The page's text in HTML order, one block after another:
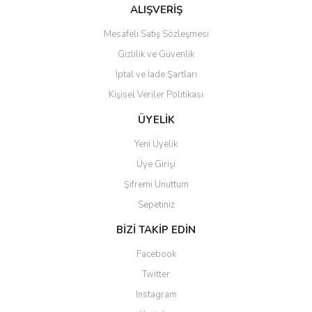
Bu ürüne benzer farklı alternatifler olmalı.
Gönder
ALIŞVERİŞ
Mesafeli Satış Sözleşmesi
Gizlilik ve Güvenlik
İptal ve İade Şartları
Kişisel Veriler Politikası
ÜYELİK
Yeni Üyelik
Üye Girişi
Şifremi Unuttum
Sepetiniz
BİZİ TAKİP EDİN
Facebook
Twitter
Instagram